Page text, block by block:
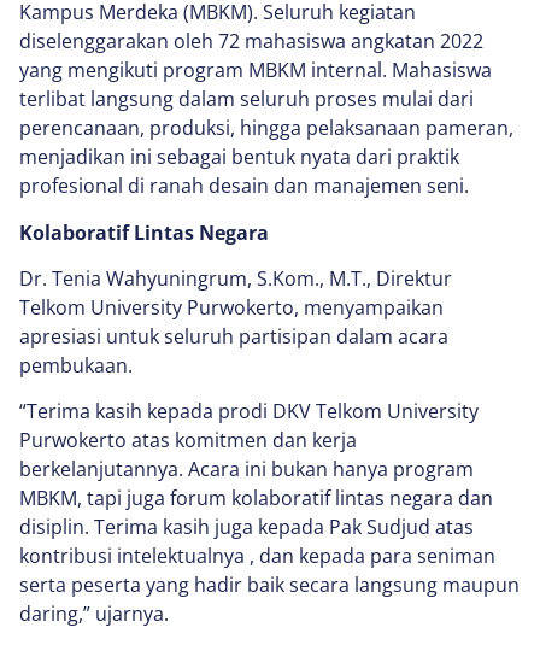
Kampus Merdeka (MBKM). Seluruh kegiatan
diselenggarakan oleh 72 mahasiswa angkatan 2022
yang mengikuti program MBKM internal. Mahasiswa
terlibat langsung dalam seluruh proses mulai dari
perencanaan, produksi, hingga pelaksanaan pameran,
menjadikan ini sebagai bentuk nyata dari praktik
profesional di ranah desain dan manajemen seni.
Kolaboratif Lintas Negara
Dr. Tenia Wahyuningrum, S.Kom., M.T., Direktur
Telkom University Purwokerto, menyampaikan
apresiasi untuk seluruh partisipan dalam acara
pembukaan.
“Terima kasih kepada prodi DKV Telkom University
Purwokerto atas komitmen dan kerja
berkelanjutannya. Acara ini bukan hanya program
MBKM, tapi juga forum kolaboratif lintas negara dan
disiplin. Terima kasih juga kepada Pak Sudjud atas
kontribusi intelektualnya , dan kepada para seniman
serta peserta yang hadir baik secara langsung maupun
daring,” ujarnya.